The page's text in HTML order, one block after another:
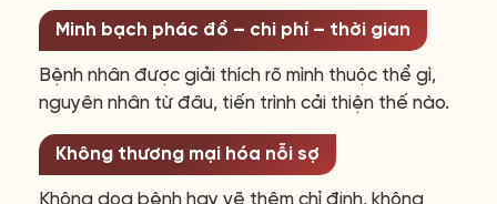
Minh bạch phác đồ – chi phí – thời gian
Bệnh nhân được giải thích rõ mình thuộc thể gì,
nguyên nhân từ đâu, tiến trình cải thiện thế nào.
Không thương mại hóa nỗi sợ
Không dọa bệnh hay vẽ thêm chỉ định, không